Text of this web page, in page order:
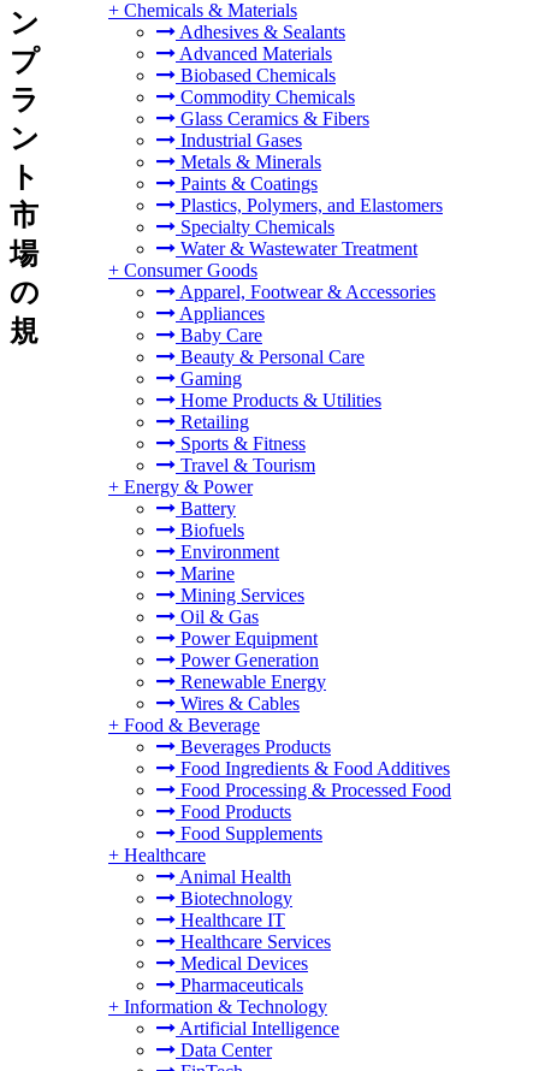
+ Chemicals & Materials
Adhesives & Sealants
Advanced Materials
Biobased Chemicals
Commodity Chemicals
Glass Ceramics & Fibers
Industrial Gases
Metals & Minerals
Paints & Coatings
Plastics, Polymers, and Elastomers
Specialty Chemicals
Water & Wastewater Treatment
+ Consumer Goods
Apparel, Footwear & Accessories
Appliances
Baby Care
Beauty & Personal Care
Gaming
Home Products & Utilities
Retailing
Sports & Fitness
Travel & Tourism
+ Energy & Power
Battery
Biofuels
Environment
Marine
Mining Services
Oil & Gas
Power Equipment
Power Generation
Renewable Energy
Wires & Cables
+ Food & Beverage
Beverages Products
Food Ingredients & Food Additives
Food Processing & Processed Food
Food Products
Food Supplements
+ Healthcare
Animal Health
Biotechnology
Healthcare IT
Healthcare Services
Medical Devices
Pharmaceuticals
+ Information & Technology
Artificial Intelligence
Data Center
ン
プ
ラ
ン
ト
市
場
の
規